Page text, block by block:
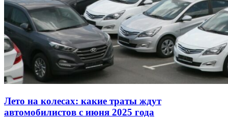
Лето на колесах: какие траты ждут
автомобилистов с июня 2025 года